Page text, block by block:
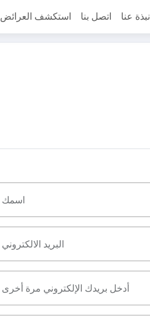
استكشف العرائض اتصل بنا نبذة عنا
اسمك
البريد الالكتروني
أدخل بريدك الإلكتروني مرة أخرى